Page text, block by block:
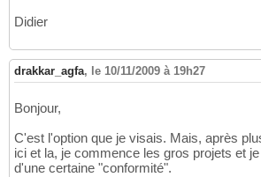
Didier
drakkar_agfa, le 10/11/2009 à 19h27
Bonjour,
C'est l'option que je visais. Mais, après
ici et la, je commence les gros projets et
d'une certaine "conformité".